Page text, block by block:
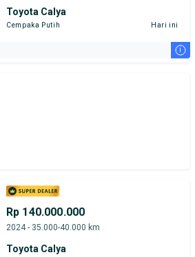
Toyota Calya
Cempaka Putih Hari ini
i
Rp 140.000.000
2024 - 35.000-40.000 km
Toyota Calya